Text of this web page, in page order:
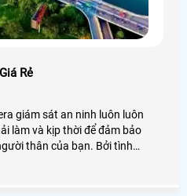
Rẻ
giám sát an ninh luôn luôn
làm và kịp thời để đảm bảo
của bạn. Bởi tình